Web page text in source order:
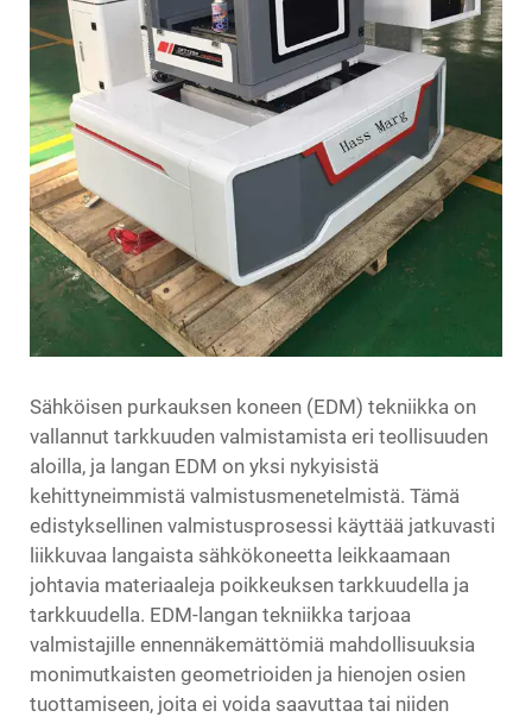
Sähköisen purkauksen koneen (EDM) tekniikka on
vallannut tarkkuuden valmistamista eri teollisuuden
aloilla, ja langan EDM on yksi nykyisistä
kehittyneimmistä valmistusmenetelmistä. Tämä
edistyksellinen valmistusprosessi käyttää jatkuvasti
liikkuvaa langaista sähkökoneetta leikkaamaan
johtavia materiaaleja poikkeuksen tarkkuudella ja
tarkkuudella. EDM-langan tekniikka tarjoaa
valmistajille ennennäkemättömiä mahdollisuuksia
monimutkaisten geometrioiden ja hienojen osien
tuottamiseen, joita ei voida saavuttaa tai niiden